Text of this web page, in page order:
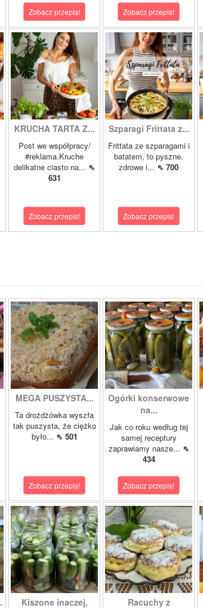
Zobacz przepis! Zobacz przepis!
KRUCHA TARTA Z...
Post we współpracy/
#reklama.Kruche
delikatne ciasto na... ⇖
631
Zobacz przepis!
Szparagi Frittata z...
Frittata ze szparagami i
batatem, to pyszne,
zdrowe i... ⇖ 700
Zobacz przepis!
MEGA PUSZYSTA...
Ta drożdżówka wyszła
tak puszysta, że ciężko
było... ⇖ 501
Zobacz przepis!
Ogórki konserwowe
na...
Jak co roku według tej
samej receptury
zaprawiamy nasze... ⇖
434
Zobacz przepis!
Kiszone inaczej, Racuchy z